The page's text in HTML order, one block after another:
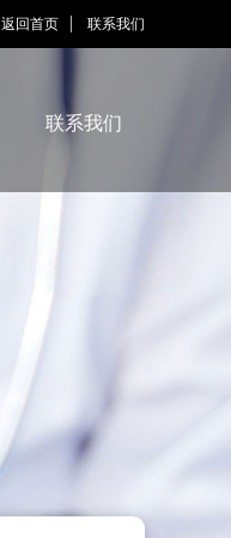
返回首页 联系我们
联系我们